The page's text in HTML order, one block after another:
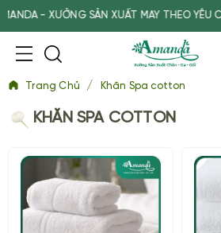
- XƯỞNG SẢN XUẤT MAY THEO YÊU
Trang Chủ / Khăn Spa cotton
KHĂN SPA COTTON